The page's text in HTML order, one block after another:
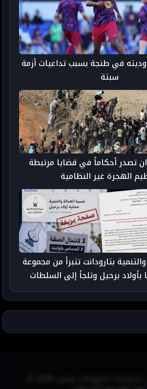
في طنجة بسبب تداعيات أزمة
سبتة
تصدر أحكاماً في قضايا مرتبطة
الهجرة غير النظامية
بتارودانت تتبرأ من مجموعة
برحيل وتلجأ إلى السلطات